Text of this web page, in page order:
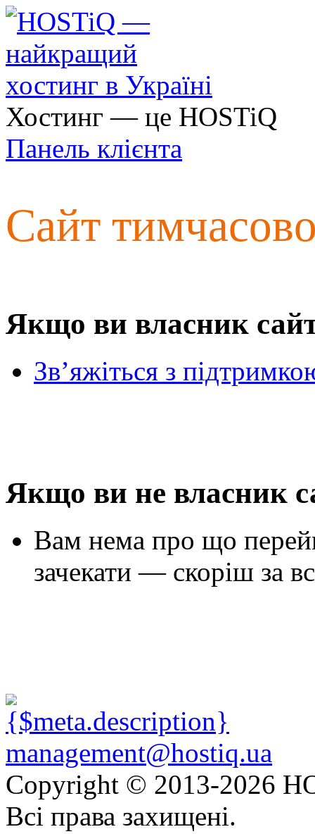
Хостинг — це HOSTiQ
Панель клієнта
Сайт
Якщо ви власник
Зв’яжіться з
Якщо ви не власник
Вам нема про що
зачекати — скоріш за
management@hostiq.ua
Copyright © 2013-2026
Всі права захищені.